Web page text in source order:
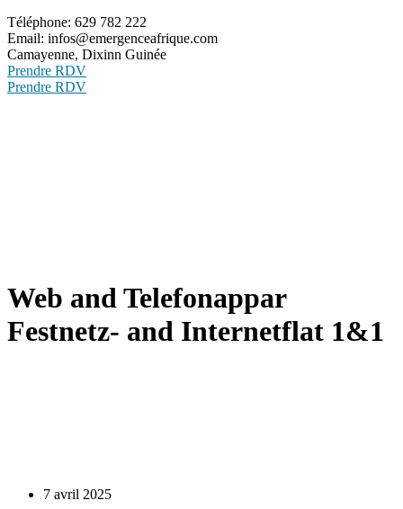
Téléphone: 629 782 222
Email: infos@emergenceafrique.com
Camayenne, Dixinn Guinée
Prendre RDV
Prendre RDV
Web and Telefonappar
Festnetz- and Internetflat 1&1
7 avril 2025